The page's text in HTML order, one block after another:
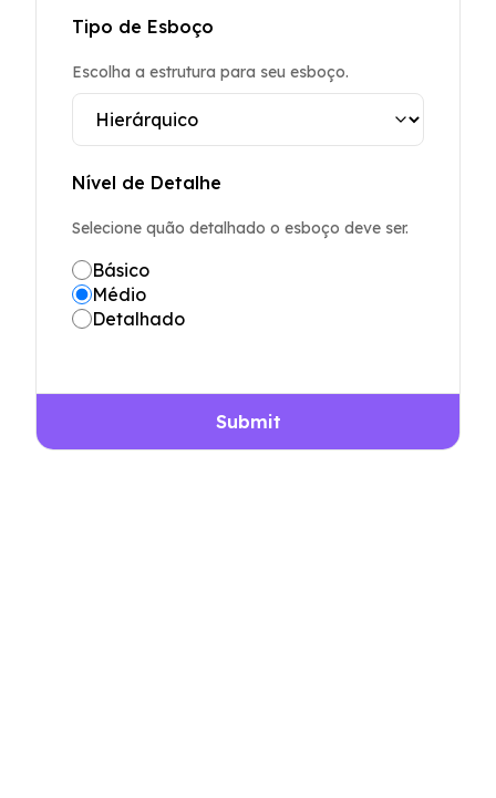
Tipo de Esboço
Escolha a estrutura para seu esboço.
Nível de Detalhe
Selecione quão detalhado o esboço deve ser.
Básico
Médio
Detalhado
Submit